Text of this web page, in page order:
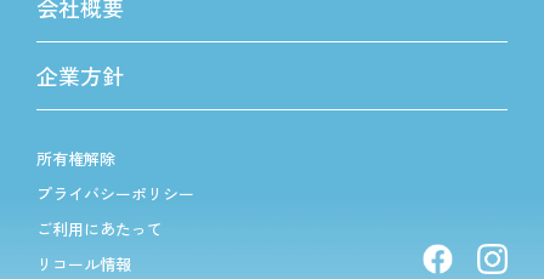
会社概要
企業方針
所有権解除
プライバシーポリシー
ご利用にあたって
リコール情報